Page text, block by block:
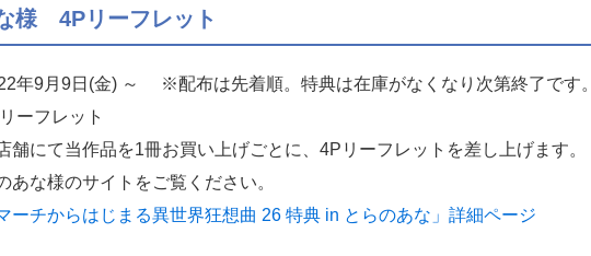
様 4Pリーフレット
年9月9日(金) ～ ※配布は先着順。特典は在庫がなくなり次第終了です。
ーフレット
舗にて当作品を1冊お買い上げごとに、4Pリーフレットを差し上げます。
あな様のサイトをご覧ください。
チからはじまる異世界狂想曲 26 特典 in とらのあな」詳細ページ